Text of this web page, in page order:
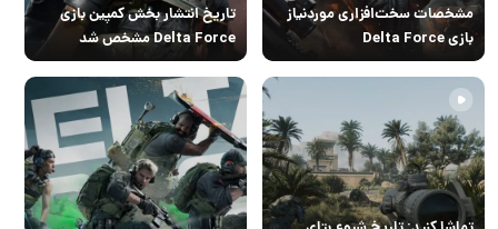
مشخصات سخت‌افزاری موردنیاز
بازی Delta Force
تاریخ انتشار بخش کمپین بازی
Delta Force مشخص شد